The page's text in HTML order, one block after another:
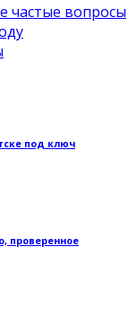
частые вопросы
под ключ
проверенное